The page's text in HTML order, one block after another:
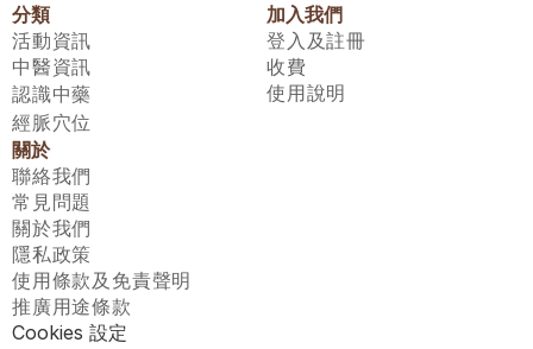
分類
活動資訊
中醫資訊
認識中藥
經脈穴位
加入我們
登入及註冊
收費
使用說明
關於
聯絡我們
常見問題
關於我們
隱私政策
使用條款及免責聲明
推廣用途條款
Cookies 設定